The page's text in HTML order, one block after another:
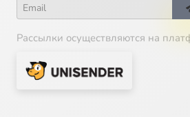
Рассылки осуществляются на